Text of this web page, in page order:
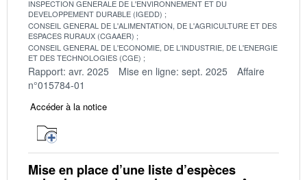
INSPECTION GENERALE DE L'ENVIRONNEMENT ET DU
DEVELOPPEMENT DURABLE (IGEDD)
CONSEIL GENERAL DE L'ALIMENTATION, DE L'AGRICULTURE ET DES
ESPACES RURAUX (CGAAER)
CONSEIL GENERAL DE L'ECONOMIE, DE L'INDUSTRIE, DE L'ENERGIE
ET DES TECHNOLOGIES (CGE)
Rapport: avr. 2025 Mise en ligne: sept. 2025
Affaire
n°015784-01
Accéder à la notice
Mise en place d’une liste d’espèces